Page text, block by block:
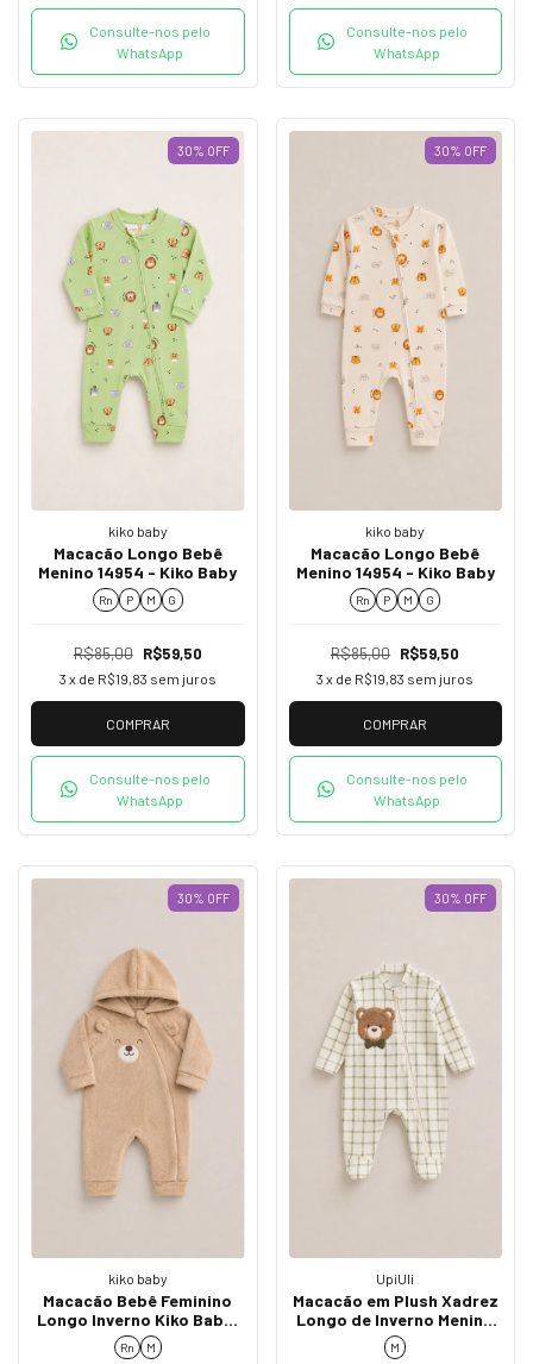
Consulte-nos pelo
WhatsApp
Consulte-nos pelo
WhatsApp
30% OFF
kiko baby
Macacão Longo Bebê
Menino 14954 - Kiko Baby
Rn P M G
R$85,00 R$59,50
3 x de R$19,83 sem juros
COMPRAR
Consulte-nos pelo
WhatsApp
30% OFF
kiko baby
Macacão Longo Bebê
Menino 14954 - Kiko Baby
Rn P M G
R$85,00 R$59,50
3 x de R$19,83 sem juros
COMPRAR
Consulte-nos pelo
WhatsApp
30% OFF
kiko baby
Macacão Bebê Feminino
Longo Inverno Kiko Baby |
15013
Rn M
30% OFF
UpiUli
Macacão em Plush Xadrez
Longo de Inverno Menino
UpiUli - Ref. 2714
M